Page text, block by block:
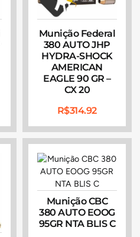
Munição Federal
380 AUTO JHP
HYDRA-SHOCK
AMERICAN
EAGLE 90 GR –
CX 20
R$314.92
Munição CBC
380 AUTO EOOG
95GR NTA BLIS C